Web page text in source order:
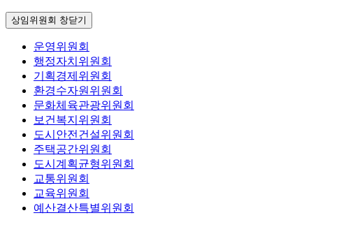
상임위원회 창닫기
운영위원회
행정자치위원회
기획경제위원회
환경수자원위원회
문화체육관광위원회
보건복지위원회
도시안전건설위원회
주택공간위원회
도시계획균형위원회
교통위원회
교육위원회
예산결산특별위원회